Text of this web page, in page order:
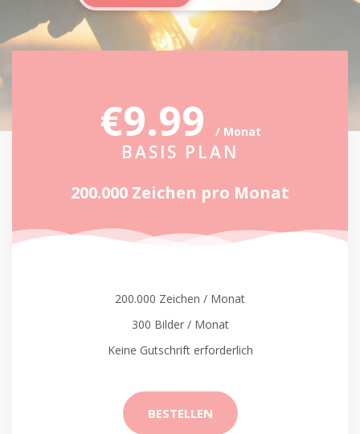
€9.99 / Monat
BASIS PLAN
200.000 Zeichen pro Monat
200.000 Zeichen / Monat
300 Bilder / Monat
Keine Gutschrift erforderlich
BESTELLEN